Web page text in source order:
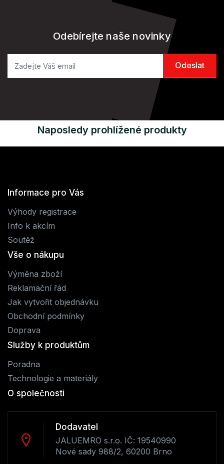
Odebírejte naše novinky
Naposledy prohlížené produkty
Informace pro Vás
Výhody registrace
Info k akcím
Soutěž
Vše o nákupu
Výměna zboží
Reklamační řád
Jak vytvořit objednávku
Obchodní podmínky
Doprava
Služby k produktům
Poradna
Technologie a materiály
O společnosti
Dodavatel
JALUEMRO s.r.o. IČ: 19540990
Nové sady 988/2, 60200 Brno